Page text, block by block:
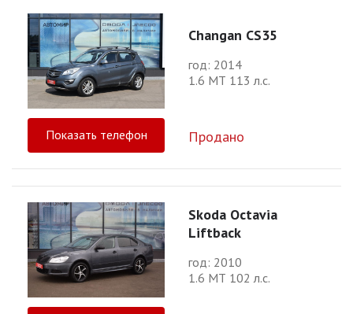
Changan CS35
год: 2014
1.6 МТ 113 л.с.
Показать телефон Продано
Skoda Octavia
Liftback
год: 2010
1.6 МТ 102 л.с.